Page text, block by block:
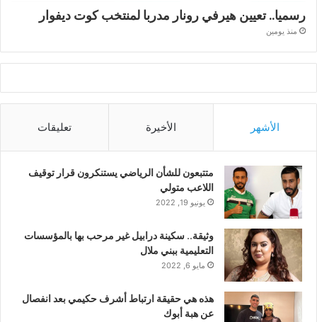
رسميا.. تعيين هيرفي رونار مدربا لمنتخب كوت ديفوار
منذ يومين
الأشهر الأخيرة تعليقات
متتبعون للشأن الرياضي يستنكرون قرار توقيف
اللاعب متولي
يونيو 19, 2022
وثيقة.. سكينة درابيل غير مرحب بها بالمؤسسات
التعليمية ببني ملال
مايو 6, 2022
هذه هي حقيقة ارتباط أشرف حكيمي بعد انفصال
عن هبة أبوك